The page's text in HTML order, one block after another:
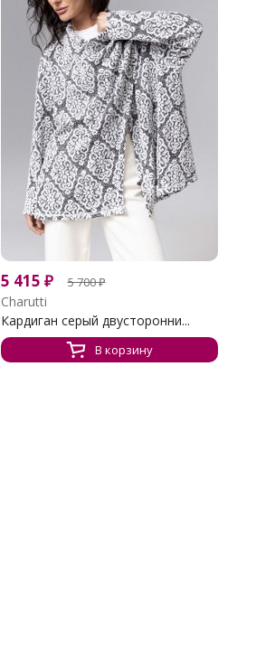
5 415 ₽ 5 700₽
Charutti
Кардиган серый двусторонни...
В корзину